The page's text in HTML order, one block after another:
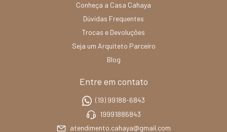
Conheça a Casa Cahaya
Dúvidas Frequentes
Trocas e Devoluções
Seja um Arquiteto Parceiro
Blog
Entre em contato
(19) 99188-6843
19991886843
atendimento.cahaya@gmail.com